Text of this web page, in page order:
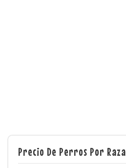
Precio De Perros Por Raza